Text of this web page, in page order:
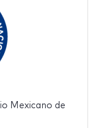
Mexicano de